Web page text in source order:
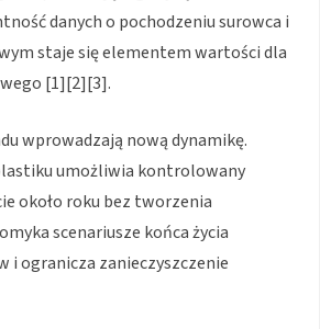
danych o pochodzeniu surowca i
staje się elementem wartości dla
[1][2][3].
wprowadzają nową dynamikę.
umożliwia kontrolowany
około roku bez tworzenia
scenariusze końca życia
i ogranicza zanieczyszczenie